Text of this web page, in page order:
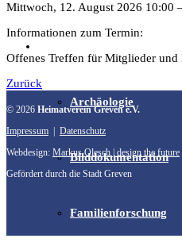
Archäologie
Bilddokumentation
Familienforschung
Mittwoch, 12. August 2026 10:00
Informationen zum Termin:
Offenes Treffen für Mitglieder und
Zurück
© 2026 Heimatverein Greven e.V.
Impressum | Datenschutz
Webdesign: Markus Olesch | design the future
Gefördert durch die Stadt Greven